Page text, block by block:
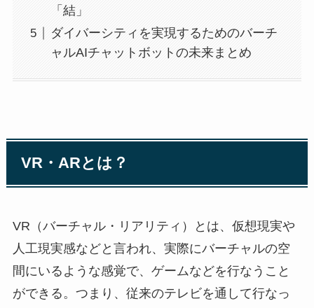
「結」
ダイバーシティを実現するためのバーチ
ャルAIチャットボットの未来まとめ
VR・ARとは？
VR（バーチャル・リアリティ）とは、仮想現実や
人工現実感などと言われ、実際にバーチャルの空
間にいるような感覚で、ゲームなどを行なうこと
ができる。つまり、従来のテレビを通して行なっ